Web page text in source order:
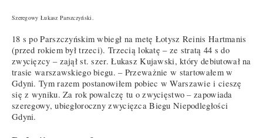
Szeregowy Łukasz Parszczyński.
18 s po Parszczyńskim wbiegł na metę Łotysz Reinis Hartmanis
(przed rokiem był trzeci). Trzecią lokatę – ze stratą 44 s do
zwycięzcy – zajął st. szer. Łukasz Kujawski, który debiutował na
trasie warszawskiego biegu. – Przeważnie w startowałem w
Gdyni. Tym razem postanowiłem pobiec w Warszawie i cieszę
się z wyniku. Za rok powalczę tu o zwycięstwo – zapowiada
szeregowy, ubiegłoroczny zwycięzca Biegu Niepodległości
Gdyni.